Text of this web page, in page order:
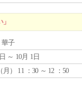
子
～ 10月 1日
月 ） 11 ：30 ～ 12 ：50